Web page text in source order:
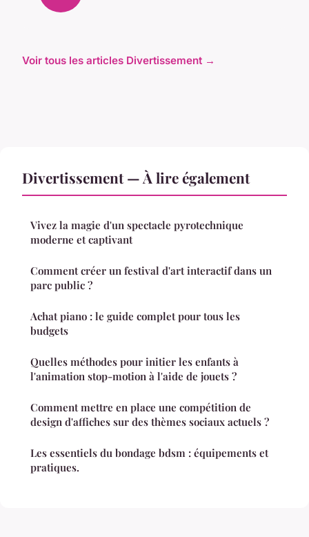
Voir tous les articles Divertissement →
Divertissement — À lire également
Vivez la magie d'un spectacle pyrotechnique
moderne et captivant
Comment créer un festival d'art interactif dans un
parc public ?
Achat piano : le guide complet pour tous les
budgets
Quelles méthodes pour initier les enfants à
l'animation stop-motion à l'aide de jouets ?
Comment mettre en place une compétition de
design d'affiches sur des thèmes sociaux actuels ?
Les essentiels du bondage bdsm : équipements et
pratiques.